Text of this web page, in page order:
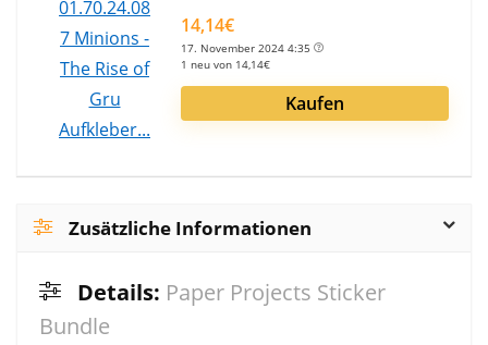
14,14€
17. November 2024 4:35
1 neu von 14,14€
Kaufen
Zusätzliche Informationen
Details: Paper Projects Sticker
Bundle